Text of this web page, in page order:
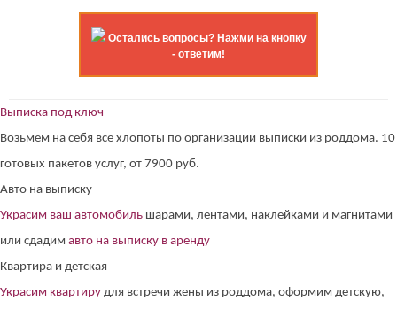
Остались вопросы? Нажми на кнопку
- ответим!
Выписка под ключ
Возьмем на себя все хлопоты по организации выписки из роддома. 10
готовых пакетов услуг, от 7900 руб.
Авто на выписку
Украсим ваш автомобиль шарами, лентами, наклейками и магнитами
или сдадим авто на выписку в аренду
Квартира и детская
Украсим квартиру для встречи жены из роддома, оформим детскую,